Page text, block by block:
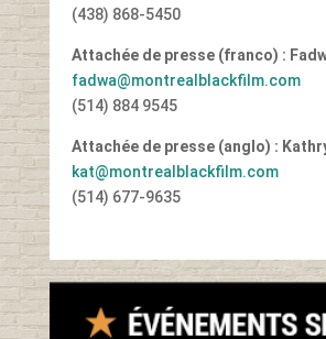
(438) 868-5450
Attachée de presse (franco) :
fadwa@montrealblackfilm.com
(514) 884 9545
Attachée de presse (anglo) :
kat@montrealblackfilm.com
(514) 677-9635